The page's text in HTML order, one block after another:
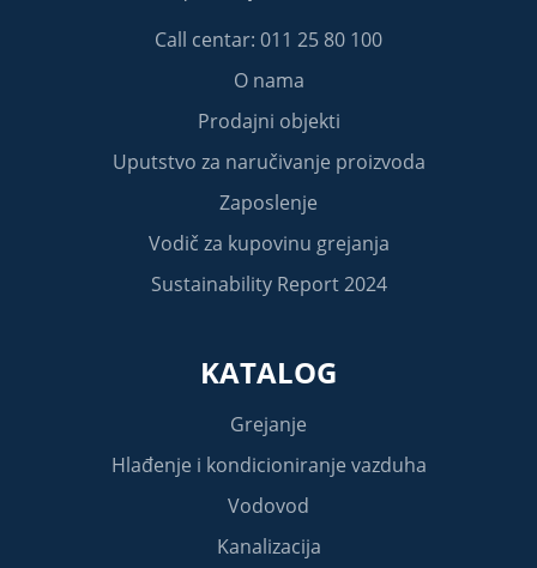
Call centar: 011 25 80 100
O nama
Prodajni objekti
Uputstvo za naručivanje proizvoda
Zaposlenje
Vodič za kupovinu grejanja
Sustainability Report 2024
KATALOG
Grejanje
Hlađenje i kondicioniranje vazduha
Vodovod
Kanalizacija